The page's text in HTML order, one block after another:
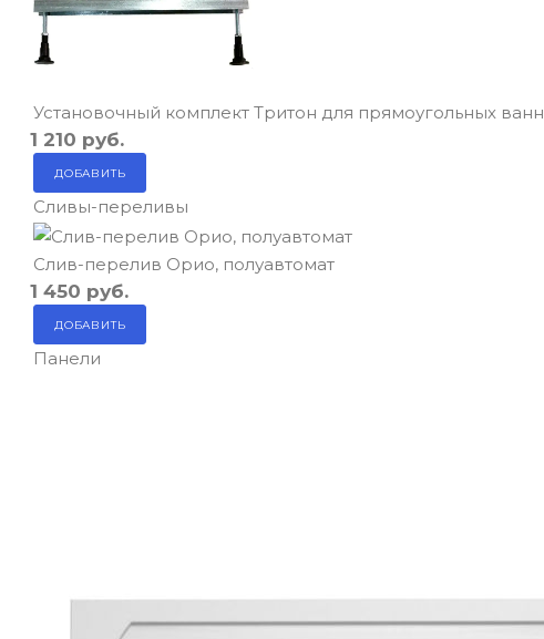
Установочный комплект Тритон для прямоугольных
1 210 руб.
ДОБАВИТЬ
Сливы-переливы
Слив-перелив Орио, полуавтомат
1 450 руб.
ДОБАВИТЬ
Панели